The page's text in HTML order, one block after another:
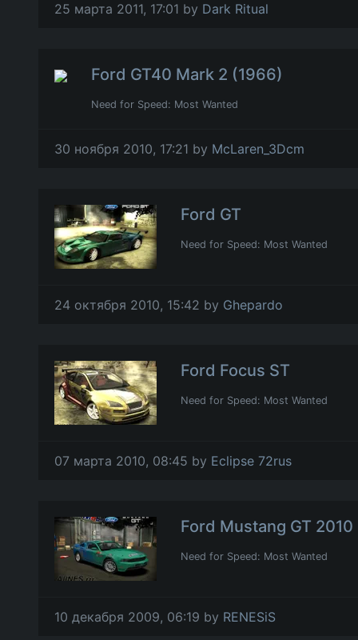
25 марта 2011, 17:01 by Dark Ritual
Ford GT40 Mark 2 (1966)
Need for Speed: Most Wanted
30 ноября 2010, 17:21 by McLaren_3Dcm
Ford GT
Need for Speed: Most Wanted
24 октября 2010, 15:42 by Ghepardo
Ford Focus ST
Need for Speed: Most Wanted
07 марта 2010, 08:45 by Eclipse 72rus
Ford Mustang GT 2010
Need for Speed: Most Wanted
10 декабря 2009, 06:19 by RENESiS